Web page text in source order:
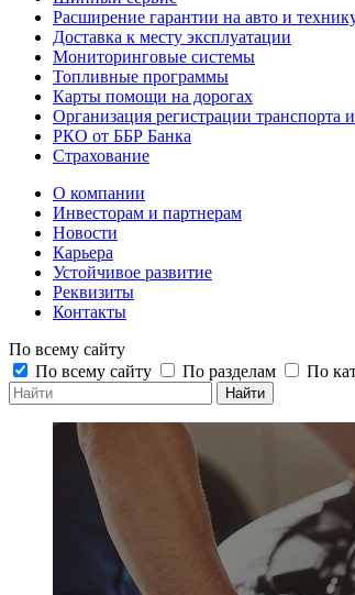
Расширение гарантии на авто и
Доставка к месту эксплуатации
Мониторинговые системы
Топливные программы
Карты помощи на дорогах
Организация регистрации транспорта
РКО от ББР Банка
Страхование
О компании
Инвесторам и партнерам
Новости
Карьера
Устойчивое развитие
Реквизиты
Контакты
По всему сайту
По всему сайту
По разделам По
Найти